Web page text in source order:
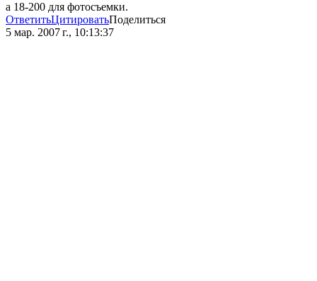
а 18-200 для фотосъемки.
ОтветитьЦитироватьПоделиться
5 мар. 2007 г., 10:13:37